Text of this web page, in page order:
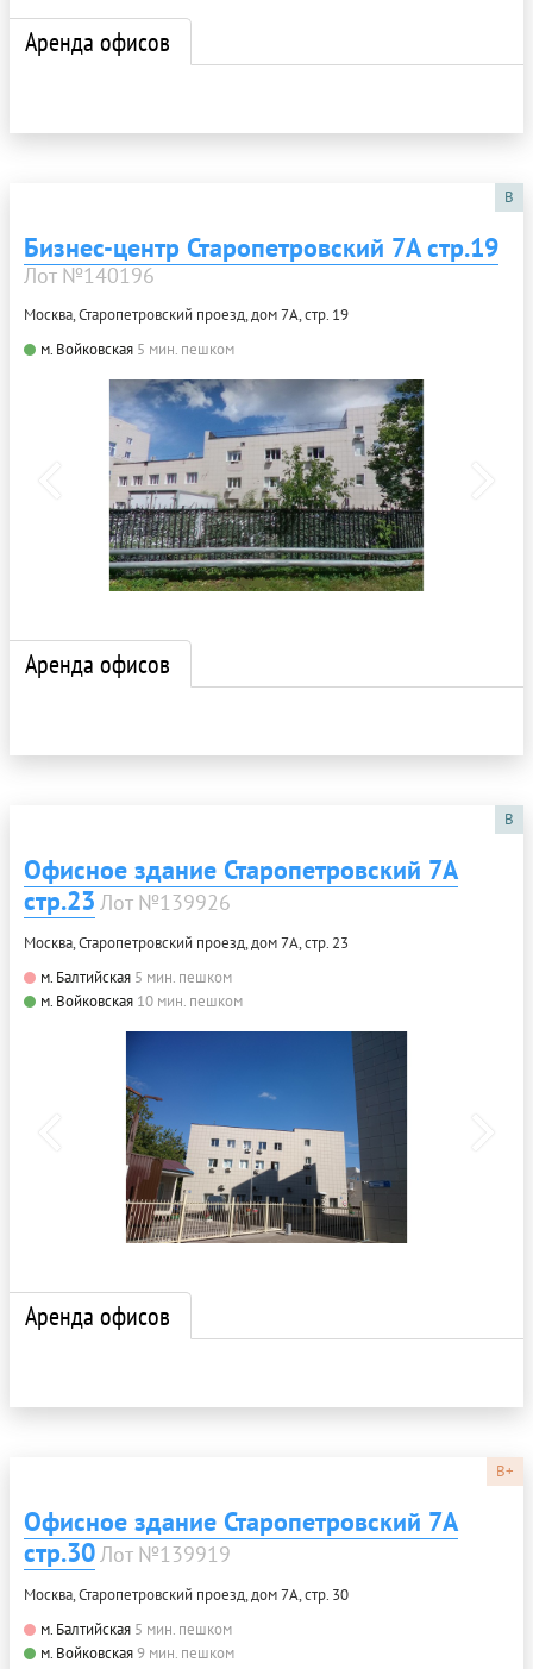
Аренда офисов
B
Бизнес-центр Старопетровский 7А стр.19
Лот №140196
Москва, Старопетровский проезд, дом 7А, стр. 19
м. Войковская 5 мин. пешком
Аренда офисов
B
Офисное здание Старопетровский 7А
стр.23 Лот №139926
Москва, Старопетровский проезд, дом 7А, стр. 23
м. Балтийская 5 мин. пешком
м. Войковская 10 мин. пешком
Аренда офисов
B+
Офисное здание Старопетровский 7А
стр.30Лот №139919
Москва, Старопетровский проезд, дом 7А, стр. 30
м. Балтийская 5 мин. пешком
м. Войковская9 мин. пешком